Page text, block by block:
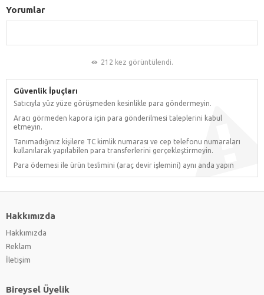
Yorumlar
212 kez görüntülendi.
Güvenlik İpuçları
Satıcıyla yüz yüze görüşmeden kesinlikle para göndermeyin.
Aracı görmeden kapora için para gönderilmesi taleplerini kabul
etmeyin.
Tanımadığınız kişilere TC kimlik numarası ve cep telefonu numaraları
kullanılarak yapılabilen para transferlerini gerçekleştirmeyin.
Para ödemesi ile ürün teslimini (araç devir işlemini) aynı anda yapın
Hakkımızda
Hakkımızda
Reklam
İletişim
Bireysel Üyelik